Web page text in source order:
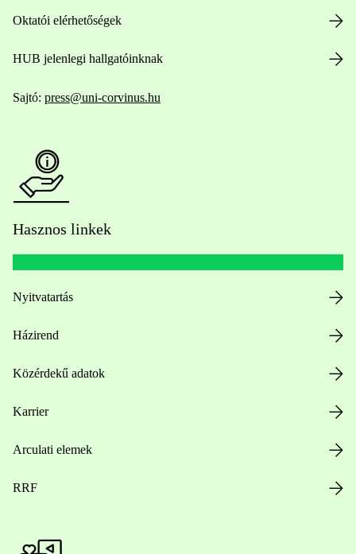
Oktatói elérhetőségek
HUB jelenlegi hallgatóinknak
Sajtó: press@uni-corvinus.hu
Hasznos linkek
Nyitvatartás
Házirend
Közérdekű adatok
Karrier
Arculati elemek
RRF